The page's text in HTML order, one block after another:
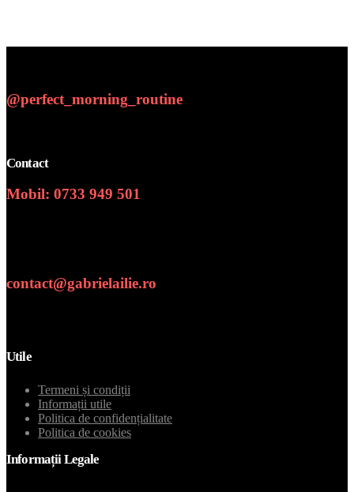
@perfect_morning_routine
Contact
Mobil: 0733 949 501
contact@gabrielailie.ro
Utile
Termeni și condiții
Informații utile
Politica de confidențialitate
Politica de cookies
Informații Legale